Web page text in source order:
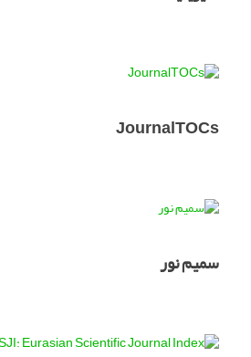
JournalTOCs
سمیم نور